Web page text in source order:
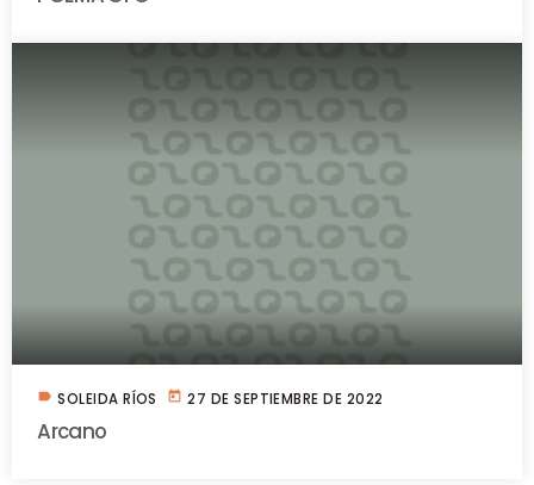
label SOLEIDA RÍOS today 27 DE SEPTIEMBRE DE 2022
Arcano